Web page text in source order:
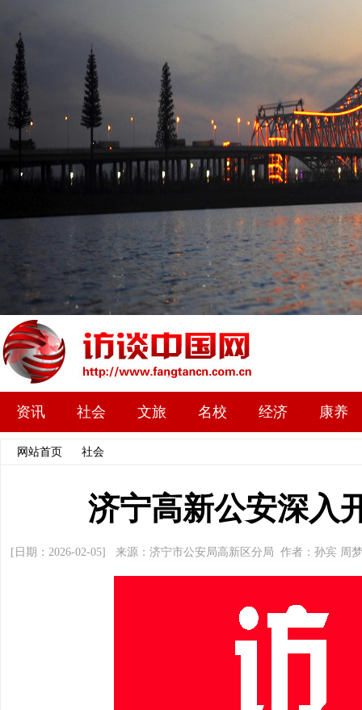
资讯 社会 文旅 名校 经济 康养
网站首页 社会
济宁高新公安深入
[日期：2026-02-05] 来源：济宁市公安局高新区分局 作者：孙宾 周